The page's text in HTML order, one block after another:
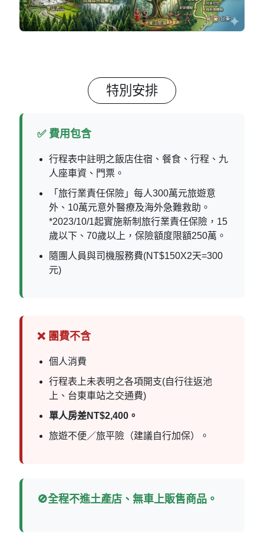
特別安排
✅ 費用包含
行程表中註明之飯店住宿、餐食、行程、九
人座車資、門票。
「旅行業責任保險」每人300萬元旅遊意
外、10萬元意外醫療及海外急難救助。
*2023/10/1起實施新制旅行業責任保險，15
歲以下、70歲以上，保險額度限額250萬。
隨團人員與司機服務費(NT$150X2天=300
元)
❌ 團費不含
個人消費
行程表上未表明之各項開支(自行往返池
上、台東車站之交通費)
單人房差NT$2,400。
旅遊不便／旅平險（建議自行加保）。
🚫全程不進土產店、無車上販售商品。